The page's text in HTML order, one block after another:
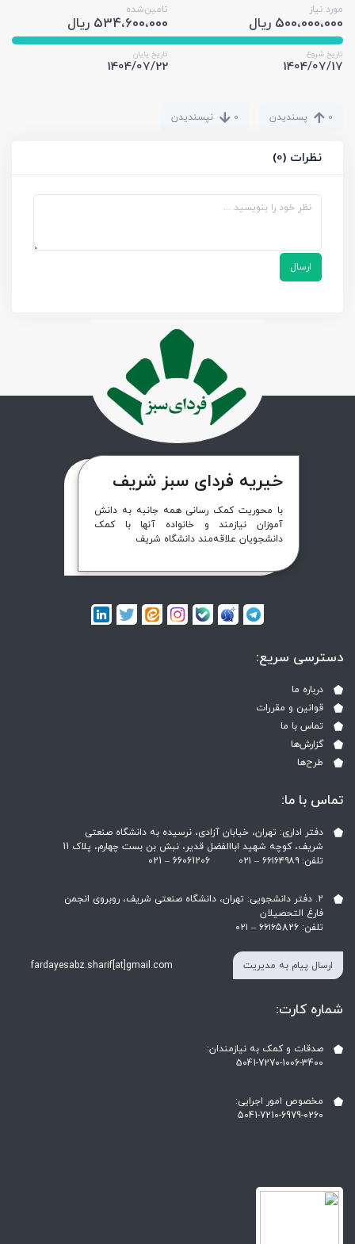
مورد نیاز
500،000،000 ریال
تامین‌شده
534،600،000 ریال
تاریخ شروع
1404/07/17
تاریخ پایان
1404/07/22
0
0 نپسندیدن
نظرات (0)
ارسال
خیریه فردای سبز شریف
با محوریت کمک رسانی همه جانبه به دانش
آموزان نیازمند و خانواده آنها با کمک
دانشجویان علاقه‌مند دانشگاه شریف
دسترسی سریع:
درباره ما
قوانین و مقررات
تماس با ما
گزارش‌ها
طرح‌ها
تماس با ما:
دفتر اداری: تهران، خیابان آزادی، نرسیده به دانشگاه صنعتی
شریف، کوچه شهید اباالفضل قدیر، نبش بن بست چهارم، پلاک 11
تلفن: ۶۶۱۶۴۹۸۹ – ۰۲۱ ‎021 – 66061206
2. دفتر دانشجویی: تهران، دانشگاه صنعتی شریف، روبروی انجمن
فارغ التحصیلان
تلفن: ۶۶۱۶5826 – ۰۲۱
ارسال پیام به مدیریت fardayesabz.sharif[at]gmail.com
شماره کارت:
صدقات و کمک به نیازمندان:
5041-7270-1006-3400
مخصوص امور اجرایی:
5041-7210-6979-0260